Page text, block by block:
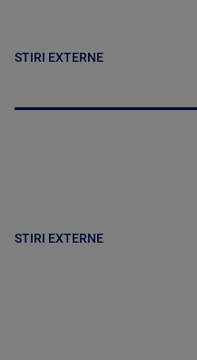
STIRI EXTERNE
STIRI EXTERNE